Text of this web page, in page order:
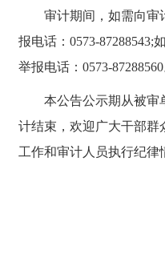
审计期间，如需向审
报电话：0573-87288543;
举报电话：0573-87288560
本公告公示期从被审
计结束，欢迎广大干部
工作和审计人员执行纪律